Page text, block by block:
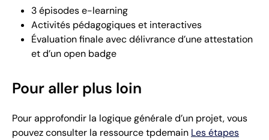
3 épisodes e-learning
Activités pédagogiques et interactives
Évaluation finale avec délivrance d’une attestation
et d’un open badge
Pour aller plus loin
Pour approfondir la logique générale d’un projet, vous
pouvez consulter la ressource tpdemain Les étapes